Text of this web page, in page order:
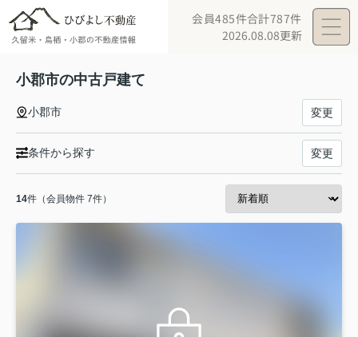
会員485件合計787件
2026.08.08更新
小郡市の中古戸建て
小郡市 変更
条件から探す 変更
14件（会員物件 7件）